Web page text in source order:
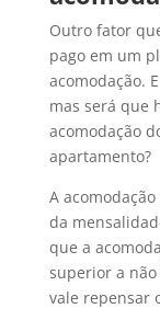
Outro fator
pago em um
acomodação.
mas será que
acomodação
apartamento?
A
da
que a
superior a
vale repensar